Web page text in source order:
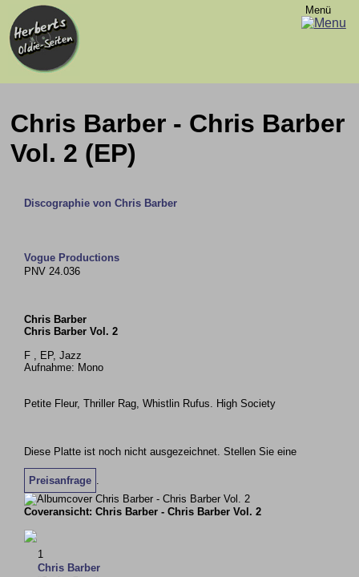
Menü
Chris Barber - Chris Barber
Vol. 2 (EP)
Discographie von Chris Barber
Vogue Productions
PNV 24.036
Chris Barber
Chris Barber Vol. 2
F , EP, Jazz
Aufnahme: Mono
Petite Fleur, Thriller Rag, Whistlin Rufus. High Society
Diese Platte ist noch nicht ausgezeichnet. Stellen Sie eine
Preisanfrage
Coveransicht: Chris Barber - Chris Barber Vol. 2
1
Chris Barber